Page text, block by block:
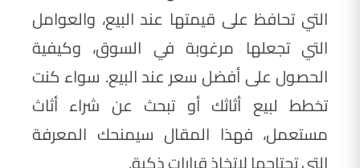
التي تحافظ على قيمتها عند البيع، والعوامل
التي تجعلها مرغوبة في السوق، وكيفية
الحصول على أفضل سعر عند البيع. سواء كنت
تخطط لبيع أثاثك أو تبحث عن شراء أثاث
مستعمل، فهذا المقال سيمنحك المعرفة